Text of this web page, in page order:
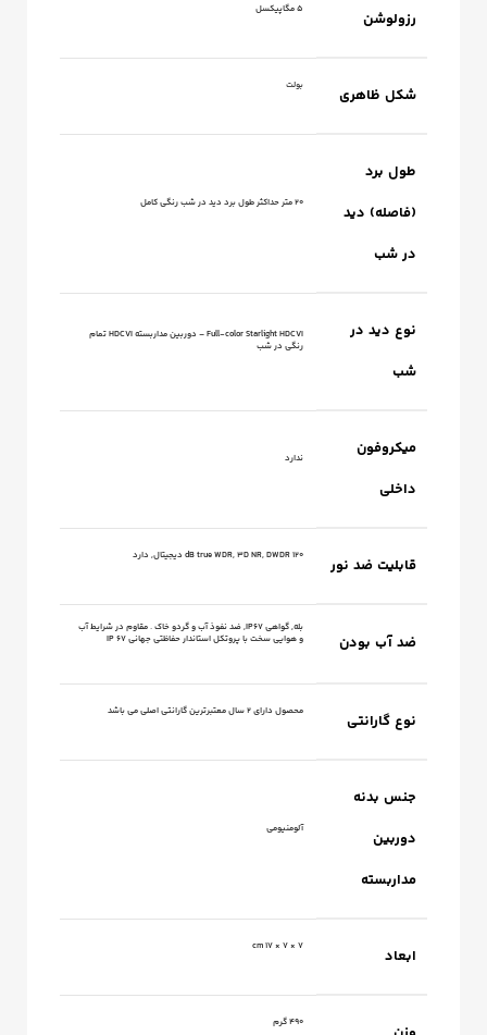
رزولوشن 5 مگاپیکسل
شکل ظاهری بولت
طول برد
(فاصله) دید
در شب
20 متر حداکثر طول برد دید در شب رنگی کامل
نوع دید در
شب
Full-color Starlight HDCVI – دوربین مداربسته HDCVI تمام
رنگی در شب
میکروفون
داخلی
ندارد
قابلیت ضد نور 120 dB true WDR, 3D NR, DWDR دیجیتال, دارد
ضد آب بودن
بله, گواهی IP67, ضد نفوذ آب و گردو خاک . مقاوم در شرایط آب
و هوایی سخت با پروتکل استاندار حفاظتی جهانی IP 67
نوع گارانتی محصول دارای 2 سال معتبرترین گارانتی اصلی می باشد
جنس بدنه
دوربین
مداربسته
آلومنیومی
ابعاد 7 × 7 × 17 cm
490 گرم